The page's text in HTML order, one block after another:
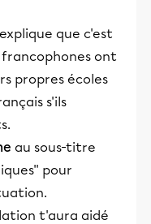
que c'est
francophones ont
propres écoles
s'ils
au sous-titre
pour
t'aura aidé